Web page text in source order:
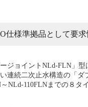
仕様準拠品として要
ージョイントNLd-FLN」
連続二次止水構造の「ダ
NLd-110FLNまでの８タ